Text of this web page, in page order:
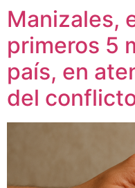
Manizales,
primeros 5
país, en
del